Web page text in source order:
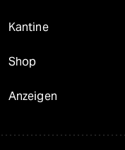
Kantine
Shop
Anzeigen